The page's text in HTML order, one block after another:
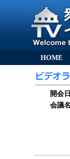
HOME
開会日
会議名